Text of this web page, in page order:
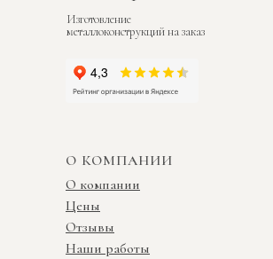
О КОМПАНИИ
О компании
Цены
Отзывы
Наши работы
Изготовление
металлоконструкций на заказ